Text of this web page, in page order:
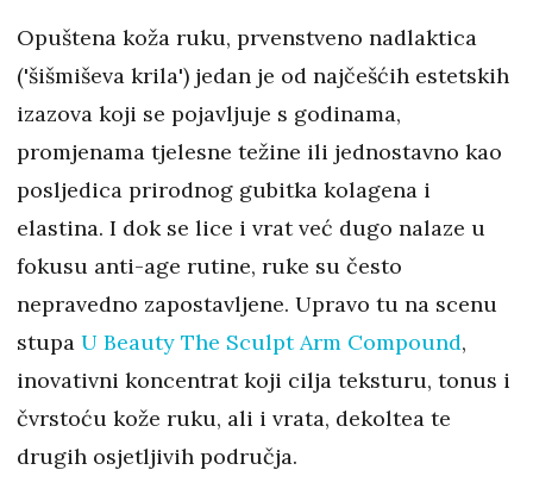
Opuštena koža ruku, prvenstveno nadlaktica
('šišmiševa krila') jedan je od najčešćih estetskih
izazova koji se pojavljuje s godinama,
promjenama tjelesne težine ili jednostavno kao
posljedica prirodnog gubitka kolagena i
elastina. I dok se lice i vrat već dugo nalaze u
fokusu anti-age rutine, ruke su često
nepravedno zapostavljene. Upravo tu na scenu
stupa U Beauty The Sculpt Arm Compound,
inovativni koncentrat koji cilja teksturu, tonus i
čvrstoću kože ruku, ali i vrata, dekoltea te
drugih osjetljivih područja.